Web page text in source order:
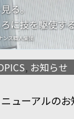
, お知らせ
ューアルの